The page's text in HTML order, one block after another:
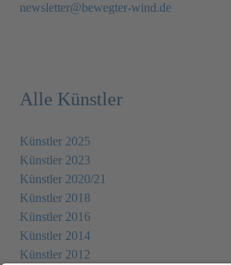
newsletter@bewegter-wind.de
Alle Künstler
Künstler 2025
Künstler 2023
Künstler 2020/21
Künstler 2018
Künstler 2016
Künstler 2014
Künstler 2012